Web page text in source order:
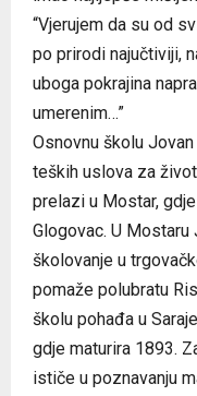
“Vjerujem da su od
po prirodi najučtiviji,
uboga pokrajina
umerenim…”
Osnovnu školu
teških uslova za
prelazi u Mostar,
Glogovac. U
školovanje u
pomaže polubratu
školu pohađa u
gdje maturira 1893.
ističe u poznavanju